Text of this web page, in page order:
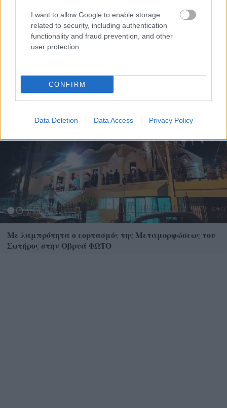
I want to allow Google to enable storage
related to security, including authentication
functionality and fraud prevention, and other
user protection.
CONFIRM
Data Deletion Data Access Privacy Policy
Η Google ΑΙ ο Hassabis και η δήλωση για την θεραπεία
του καρκίνου που εξηγεί τις αλλαγές στην κορυφή
Με λαμπρότητα ο εορτασμός της Μεταμορφώσεως του
Σωτήρος στην Οβρυά ΦΩΤΟ